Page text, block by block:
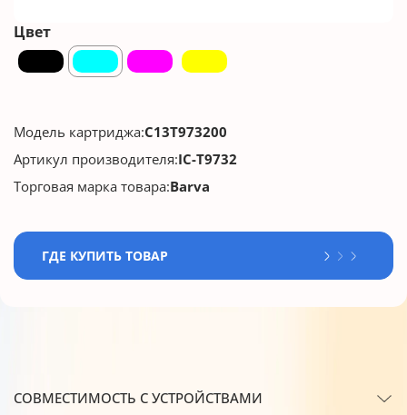
Цвет
Модель картриджа:C13T973200
Артикул производителя:IC-T9732
Торговая марка товара:Barva
ГДЕ КУПИТЬ ТОВАР
СОВМЕСТИМОСТЬ С УСТРОЙСТВАМИ